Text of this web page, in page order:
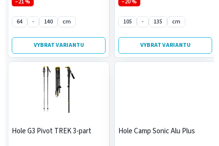
VYBRAT VARIANTU
64 - 140 cm
VYBRAT VARIANTU
105 - 135 cm
Hole G3 Pivot TREK 3-part Hole Camp Sonic Alu Plus